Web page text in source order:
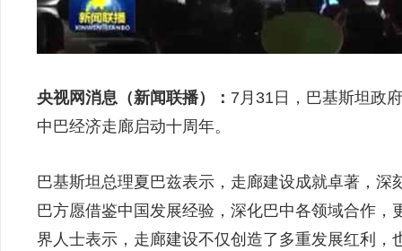
央视网消息（新闻联播）： 7月31日，巴基斯坦政
中巴经济走廊启动十周年。
巴基斯坦总理夏巴兹表示，走廊建设成就卓著，深
巴方愿借鉴中国发展经验，深化巴中各领域合作，
界人士表示，走廊建设不仅创造了多重发展红利，